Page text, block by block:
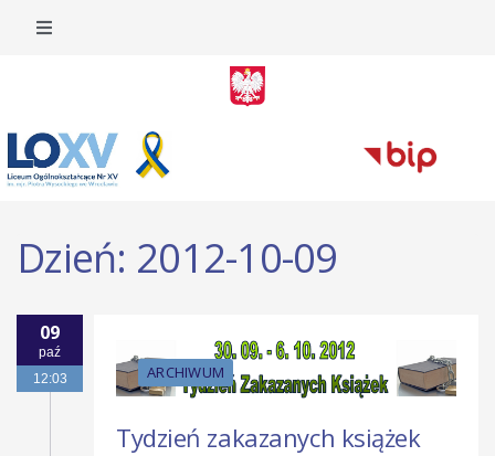
Dzień: 2012-10-09
09
paź
12:03
ARCHIWUM
Tydzień zakazanych książek